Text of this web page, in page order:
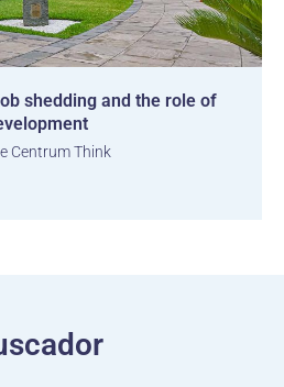
shedding and the role of
Centrum Think